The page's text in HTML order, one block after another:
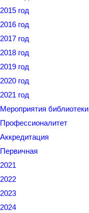
2015 год
2016 год
2017 год
2018 год
2019 год
2020 год
2021 год
Мероприятия библиотеки
Профессионалитет
Аккредитация
Первичная
2021
2022
2023
2024